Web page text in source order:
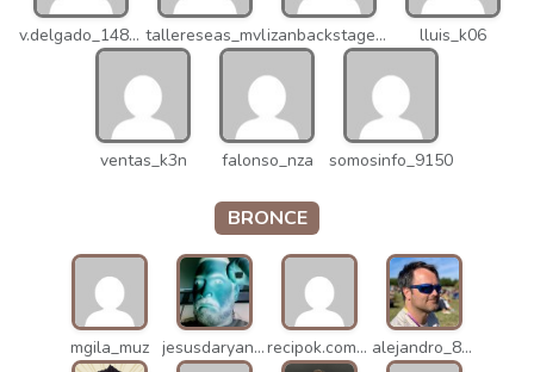
v.delgado_14821 tallereseas_mvl izanbackstage_14556 lluis_k06
ventas_k3n falonso_nza somosinfo_9150
BRONCE
mgila_muz jesusdaryanani_mko recipok.com_n5u alejandro_8931